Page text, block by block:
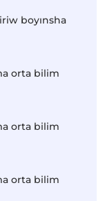
boyınsha
orta bilim
orta bilim
orta bilim